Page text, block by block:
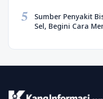
5
Sumber Penyakit
Sel, Begini Cara